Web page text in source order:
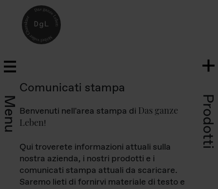
Menu Prodotti
Comunicati stampa
Benvenuti nell'area stampa di Das ganze
Leben!
Qui troverete informazioni attuali sulla
nostra azienda, i nostri prodotti e i
comunicati stampa attuali da scaricare.
Saremo lieti di fornirvi materiale di testo e